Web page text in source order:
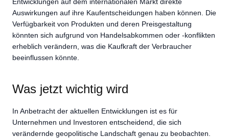
Auswirkungen auf ihre Kaufentscheidungen haben können. Die
Verfügbarkeit von Produkten und deren Preisgestaltung
könnten sich aufgrund von Handelsabkommen oder -konflikten
erheblich verändern, was die Kaufkraft der Verbraucher
beeinflussen könnte.
Was jetzt wichtig wird
In Anbetracht der aktuellen Entwicklungen ist es für
Unternehmen und Investoren entscheidend, die sich
verändernde geopolitische Landschaft genau zu beobachten.